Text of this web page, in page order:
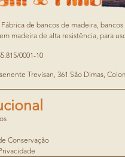
de bancos de madeira,
madeira de alta resistência, para
0001-10
Trevisan, 361 São Dimas,
Conservação